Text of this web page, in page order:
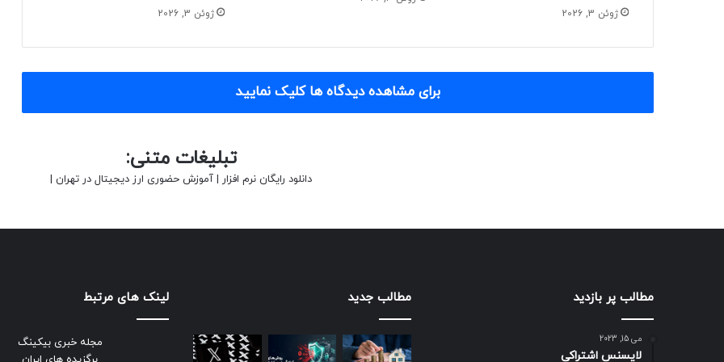
ژوئن 3, 2026 ژوئن 3, 2026
برای مشاهده دیدگاه ها کلیک نمایید
تبلیغات متنی:
دانلود رایگان نرم افزار | آموزش حضوری ارز دیجیتال در تهران |
مطالب پر بازدید
می 15, 2023
لایسنس اشتراکی
مطالب جدید لینک های مرتبط
مجله خبری بیکینگ